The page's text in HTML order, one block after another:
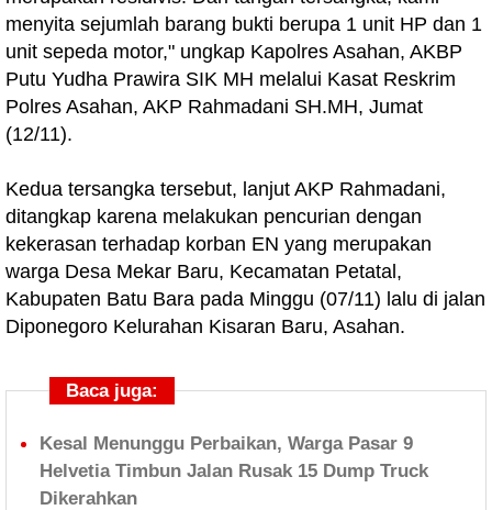
menyita sejumlah barang bukti berupa 1 unit HP dan 1
unit sepeda motor," ungkap Kapolres Asahan, AKBP
Putu Yudha Prawira SIK MH melalui Kasat Reskrim
Polres Asahan, AKP Rahmadani SH.MH, Jumat
(12/11).
Kedua tersangka tersebut, lanjut AKP Rahmadani,
ditangkap karena melakukan pencurian dengan
kekerasan terhadap korban EN yang merupakan
warga Desa Mekar Baru, Kecamatan Petatal,
Kabupaten Batu Bara pada Minggu (07/11) lalu di jalan
Diponegoro Kelurahan Kisaran Baru, Asahan.
Baca juga:
Kesal Menunggu Perbaikan, Warga Pasar 9
Helvetia Timbun Jalan Rusak 15 Dump Truck
Dikerahkan